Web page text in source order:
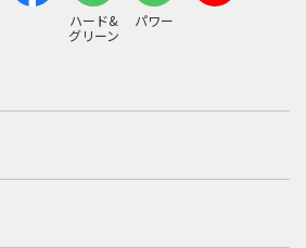
ハード&
グリーン
パワー